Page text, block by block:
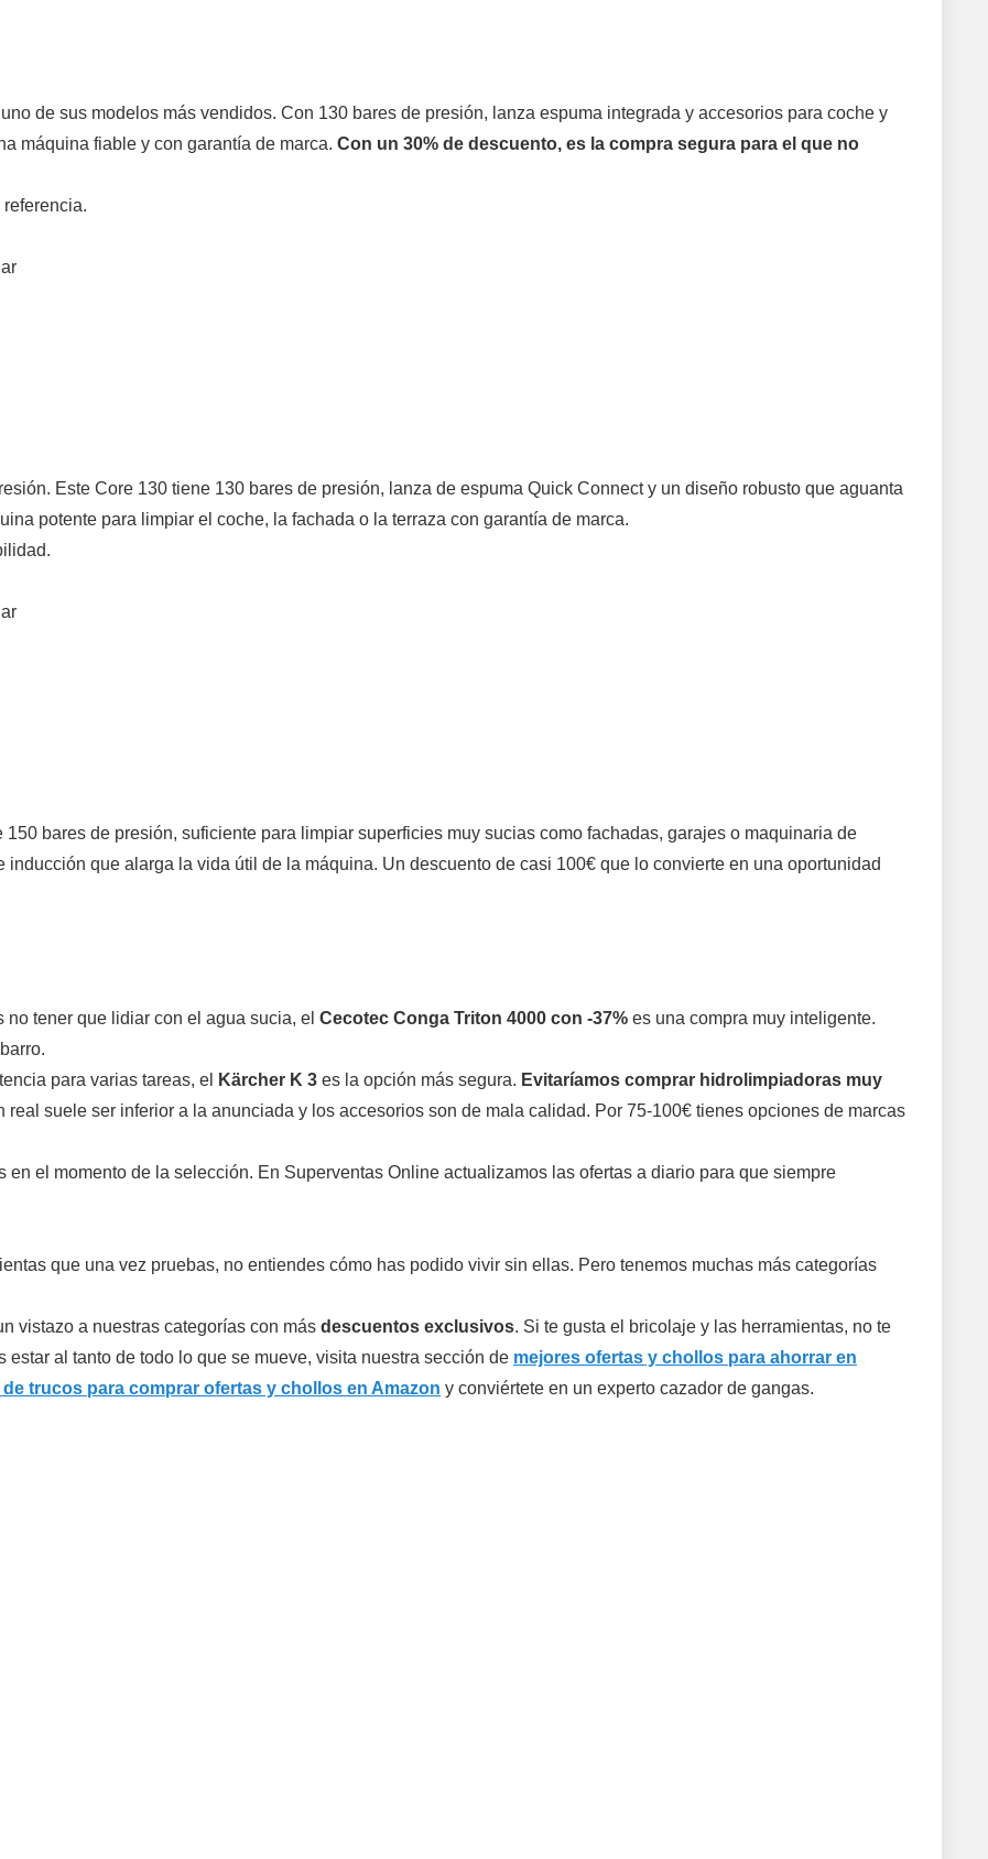
de sus modelos más vendidos. Con 130 bares de presión, lanza espuma integrada y accesorios para coche y
máquina fiable y con garantía de marca. Con un 30% de descuento, es la compra segura para el que no
Este Core 130 tiene 130 bares de presión, lanza de espuma Quick Connect y un diseño robusto que aguanta
potente para limpiar el coche, la fachada o la terraza con garantía de marca.
bares de presión, suficiente para limpiar superficies muy sucias como fachadas, garajes o maquinaria de
que alarga la vida útil de la máquina. Un descuento de casi 100€ que lo convierte en una oportunidad
no tener que lidiar con el agua sucia, el Cecotec Conga Triton 4000 con -37% es una compra muy inteligente.
para varias tareas, el
Kärcher K 3 es la opción más segura. Evitaríamos comprar hidrolimpiadoras muy
real suele ser inferior a la anunciada y los accesorios son de mala calidad. Por 75-100€ tienes opciones de marcas
el momento de la selección. En Superventas Online actualizamos las ofertas a diario para que siempre
que una vez pruebas, no entiendes cómo has podido vivir sin ellas. Pero tenemos muchas más categorías
vistazo a nuestras categorías con más descuentos exclusivos. Si te gusta el bricolaje y las herramientas, no te
estar al tanto de todo lo que se mueve, visita nuestra sección de mejores ofertas y chollos para ahorrar en
trucos para comprar ofertas y chollos en Amazon y conviértete en un experto cazador de gangas.